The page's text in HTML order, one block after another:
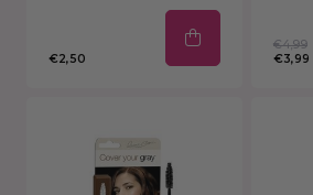
€2,50
€4,99
€3,99